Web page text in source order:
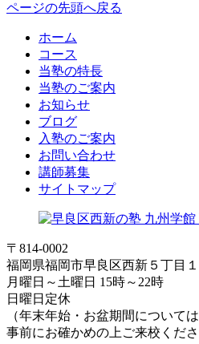
ページの先頭へ戻る
ホーム
コース
当塾の特長
当塾のご案内
お知らせ
ブログ
入塾のご案内
お問い合わせ
講師募集
サイトマップ
〒814-0002
福岡県福岡市早良区西新５丁目
月曜日～土曜日 15時～22時
日曜日定休
（年末年始・お盆期間については
事前にお確かめの上ご来校くださ